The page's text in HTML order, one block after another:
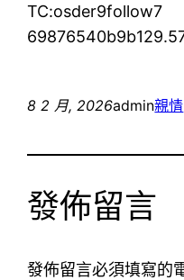
TC:osder9follow7
8 2 月, 2026admin親情
發佈留言
發佈留言必須填寫的